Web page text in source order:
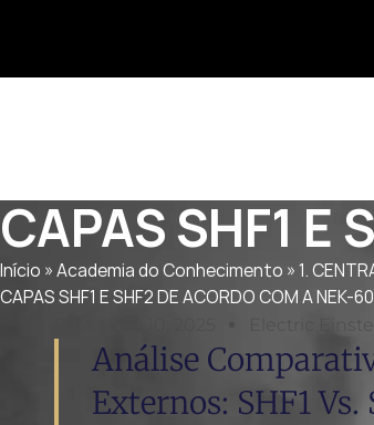
CAPAS SHF1 E
Início »Academia do Conhecimento » 1.
CAPAS SHF1 E SHF2 DE ACORDO COM A NEK-
Electric
Análise
Externos: SHF1